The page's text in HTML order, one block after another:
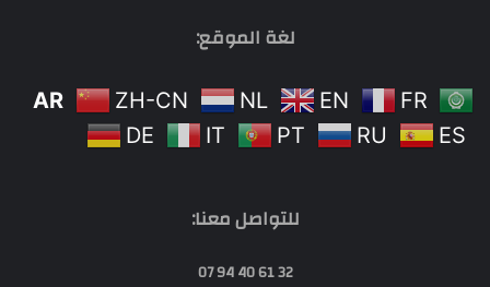
لغة الموقع:
AR ZH-CN NL EN
FR
DE
IT PT RU ES
للتواصل معنا:
32 61 40 94 07